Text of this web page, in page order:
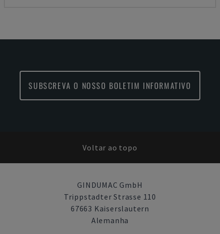
SUBSCREVA O NOSSO BOLETIM INFORMATIVO
Voltar ao topo
GINDUMAC GmbH
Trippstadter Strasse 110
67663 Kaiserslautern
Alemanha